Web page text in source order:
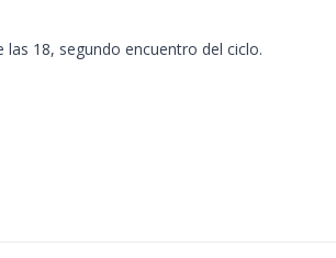
las 18, segundo encuentro del ciclo.